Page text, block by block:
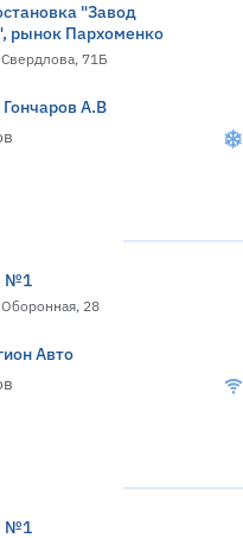
"Завод
рынок Пархоменко
71Б
А.В
№1
Оборонная, 28
Авто
№1